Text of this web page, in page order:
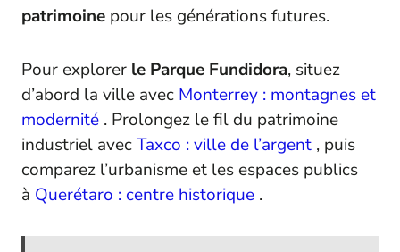
patrimoine pour les générations futures.
Pour explorer le Parque Fundidora, situez
d’abord la ville avec Monterrey : montagnes et
modernité . Prolongez le fil du patrimoine
industriel avecTaxco : ville de l’argent , puis
comparez l’urbanisme et les espaces publics
à Querétaro : centre historique .